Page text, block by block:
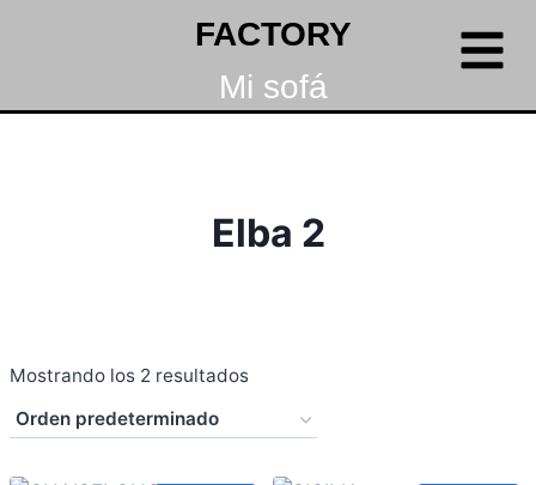
FACTORY
Mi sofá
Elba 2
Mostrando los 2 resultados